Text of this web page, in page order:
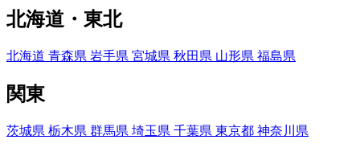
北海道・東北
北海道 青森県 岩手県 宮城県 秋田県 山形県 福島県
関東
茨城県 栃木県 群馬県 埼玉県 千葉県 東京都 神奈川県